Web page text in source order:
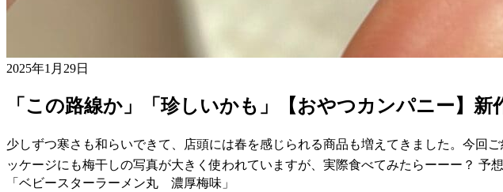
2025年1月29日
「この路線か」「珍しいかも」【おやつカンパニー】
少しずつ寒さも和らいできて、店頭には春を感じられる商品も増えてきました。今回
ッケージにも梅干しの写真が大きく使われていますが、実際食べてみたらーーー？ 予
「ベビースターラーメン丸 濃厚梅味」